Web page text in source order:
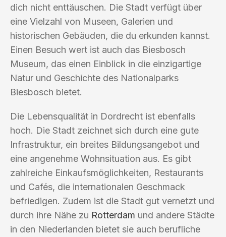
dich nicht enttäuschen. Die Stadt verfügt über
eine Vielzahl von Museen, Galerien und
historischen Gebäuden, die du erkunden kannst.
Einen Besuch wert ist auch das Biesbosch
Museum, das einen Einblick in die einzigartige
Natur und Geschichte des Nationalparks
Biesbosch bietet.
Die Lebensqualität in Dordrecht ist ebenfalls
hoch. Die Stadt zeichnet sich durch eine gute
Infrastruktur, ein breites Bildungsangebot und
eine angenehme Wohnsituation aus. Es gibt
zahlreiche Einkaufsmöglichkeiten, Restaurants
und Cafés, die internationalen Geschmack
befriedigen. Zudem ist die Stadt gut vernetzt und
durch ihre Nähe zu Rotterdam und andere Städte
in den Niederlanden bietet sie auch berufliche